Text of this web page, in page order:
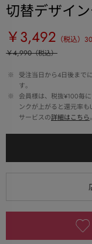
切替デザイ
￥3,492 （税込） 30
￥4,990（税込）
※
受注当日から4日後まで
す。
※
会員様は、税抜¥100毎
ンクが上がると還元率
サービスの詳細はこちら。